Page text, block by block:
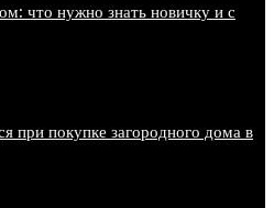
что нужно знать новичку и с
при покупке загородного дома в